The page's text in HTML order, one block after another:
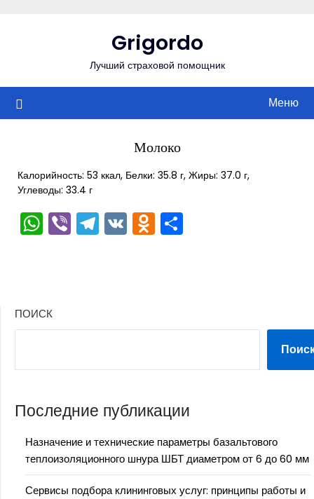
Grigordo
Лучший страховой помощник
Меню
Молоко
Калорийность: 53 ккал, Белки: 35.8 г, Жиры: 37.0 г,
Углеводы: 33.4 г
WhatsApp
ViberTelegram
VKOdnoklassniki
ПОИСК
Последние публикации
Назначение и технические параметры базальтового
теплоизоляционного шнура ШБТ диаметром от 6 до 60 мм
Сервисы подбора клининговых услуг: принципы работы и